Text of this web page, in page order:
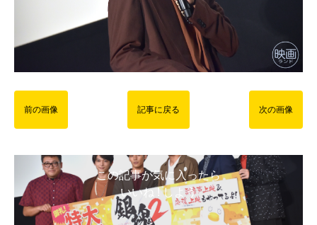
前の画像 記事に戻る 次の画像
この記事が気に入ったら
いいね ! しよう